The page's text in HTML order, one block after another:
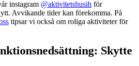
instagram @aktivitetshusih för
Avvikande tider kan förekomma. På
tipsar vi också om roliga aktiviteter för
Skytte